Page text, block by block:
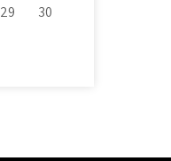
29
30